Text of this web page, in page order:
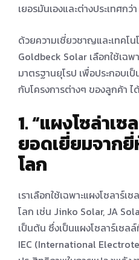
เยอรมันเองและต่างประเทศกว่
ด้วยความเชี่ยวชาญและเทคโน
Goldbeck Solar เลือกใช้เฉ
มาตรฐานยุโรป เพื่อประกอบเ
กับโครงการต่างๆ ของลูกค้า ไ
1. “แผงโซล่าเซ
ยอดเยี่ยมจาก
โลก
เราเลือกใช้เฉพาะแผงโซลาร์
โลก เช่น Jinko Solar, JA
เป็นต้น ซึ่งเป็นแผงโซลาร์เซ
IEC (International